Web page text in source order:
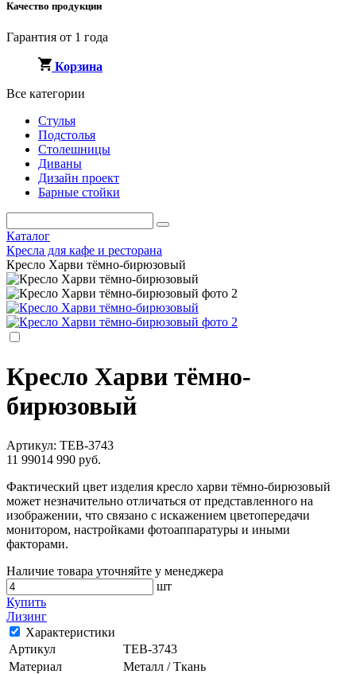
Качество продукции
Гарантия от 1 года
Корзина
Все категории
Стулья
Подстолья
Столешницы
Диваны
Дизайн проект
Барные стойки
Каталог
Кресла для кафе и ресторана
Кресло Харви тёмно-бирюзовый
Кресло Харви тёмно-
бирюзовый
Артикул: TEB-3743
11 99014 990 руб.
Фактический цвет изделия кресло харви тёмно-бирюзовый
может незначительно отличаться от представленного на
изображении, что связано с искажением цветопередачи
монитором, настройками фотоаппаратуры и иными
факторами.
Наличие товара уточняйте у менеджера
шт
Купить
Лизинг
Характеристики
Артикул
TEB-3743
Материал
Металл / Ткань